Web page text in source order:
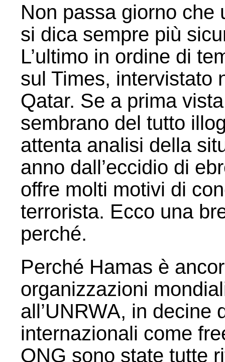
Non passa giorno che
si dica sempre più
L’ultimo in ordine di
sul Times, intervistato
Qatar. Se a prima
sembrano del tutto
attenta analisi della
anno dall’eccidio di
offre molti motivi di
terrorista. Ecco una
perché.
Perché Hamas è
organizzazioni
all’UNRWA, in decine
internazionali come
ONG sono state tutte